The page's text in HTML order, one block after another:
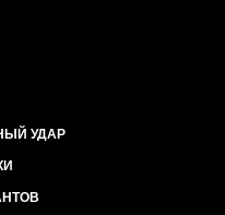
УДАР